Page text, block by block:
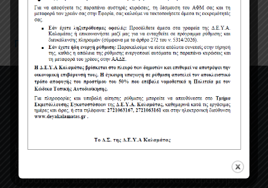
Όροι χρήσης
Πολιτική Προστασίας Προσωπικών Δεδομένων
Η ΔΕΥΑΚ ενσωματώνοντας στον κανονισμο της, τις
διατάξεις του Νέου Ευρωπαϊκού Κανονισμού περί
Προστασίας Δεδομένων Προσωπικού Χαρακτήρα